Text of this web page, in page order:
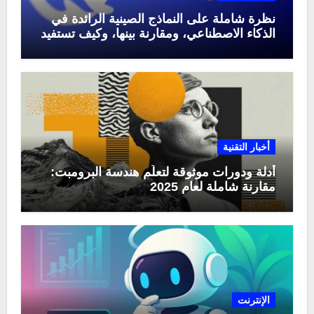
نظرة شاملة على النماذج الصينية الرائدة في
الذكاء الاصطناعي، ومقارنة بينها، وكيف تستفيد
أخبار التقنية
أدلة ودورات موثوقة لتعلّم هندسة البرومبت:
مقارنة شاملة لعام 2025
الإنترنت